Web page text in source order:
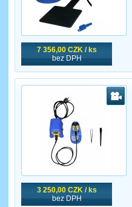
7 356,00 CZK / ks
bez DPH
3 250,00 CZK / ks
bez DPH